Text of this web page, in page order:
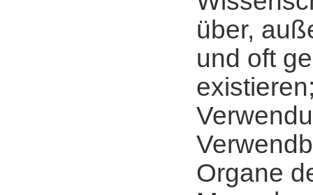
über,
und oft
Organe